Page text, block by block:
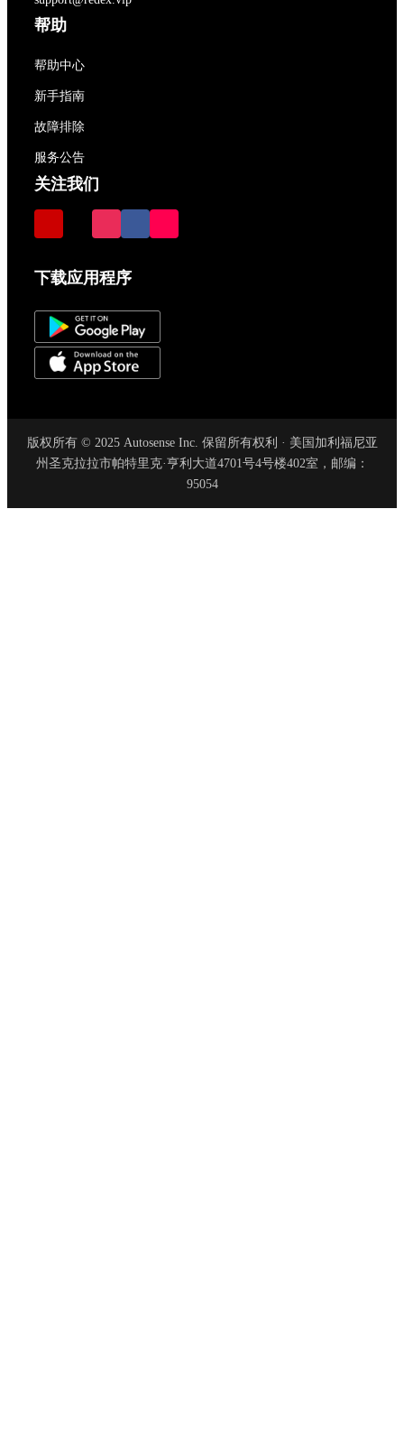
帮助
帮助中心
新手指南
故障排除
服务公告
关注我们
下载应用程序
版权所有 © 2025 Autosense Inc. 保留所有权利 · 美国加利福尼亚
州圣克拉拉市帕特里克·亨利大道4701号4号楼402室，邮编：
95054